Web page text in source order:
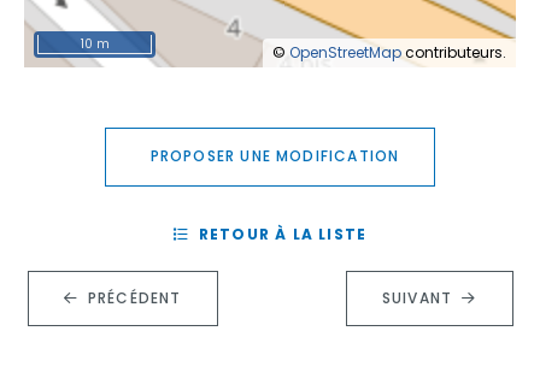
© OpenStreetMapcontributeurs.
10 m
PROPOSER UNE MODIFICATION
PRÉCÉDENT
RETOUR À LA LISTE
SUIVANT